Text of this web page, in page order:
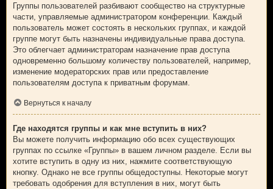
Группы пользователей разбивают сообщество на структурные
части, управляемые администратором конференции. Каждый
пользователь может состоять в нескольких группах, и каждой
группе могут быть назначены индивидуальные права доступа.
Это облегчает администраторам назначение прав доступа
одновременно большому количеству пользователей, например,
изменение модераторских прав или предоставление
пользователям доступа к приватным форумам.
Вернуться к началу
Где находятся группы и как мне вступить в них?
Вы можете получить информацию обо всех существующих
группах по ссылке «Группы» в вашем личном разделе. Если вы
хотите вступить в одну из них, нажмите соответствующую
кнопку. Однако не все группы общедоступны. Некоторые могут
требовать одобрения для вступления в них, могут быть